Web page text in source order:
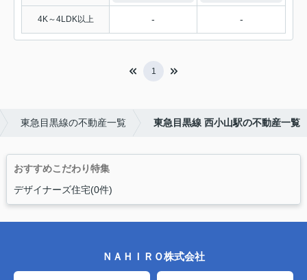
4K～4LDK以上 - -
1
東急目黒線の不動産一覧 東急目黒線 西小山駅の不動産一覧
おすすめこだわり特集
デザイナーズ住宅(0件)
ＮＡＨＩＲＯ株式会社